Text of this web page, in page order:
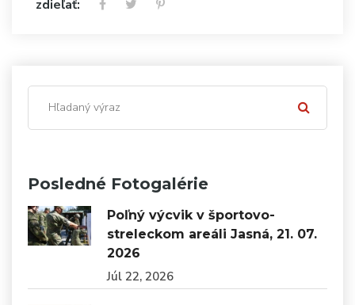
zdieľať:
Posledné Fotogalérie
Poľný výcvik v športovo-
streleckom areáli Jasná, 21. 07.
2026
Júl 22, 2026